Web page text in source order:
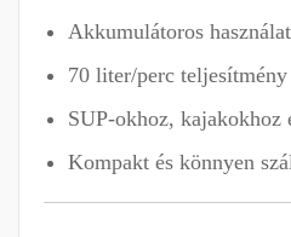
Akkumulátoros
70 liter/perc teljesítmény
SUP-okhoz, kajakokhoz
Kompakt és könnyen